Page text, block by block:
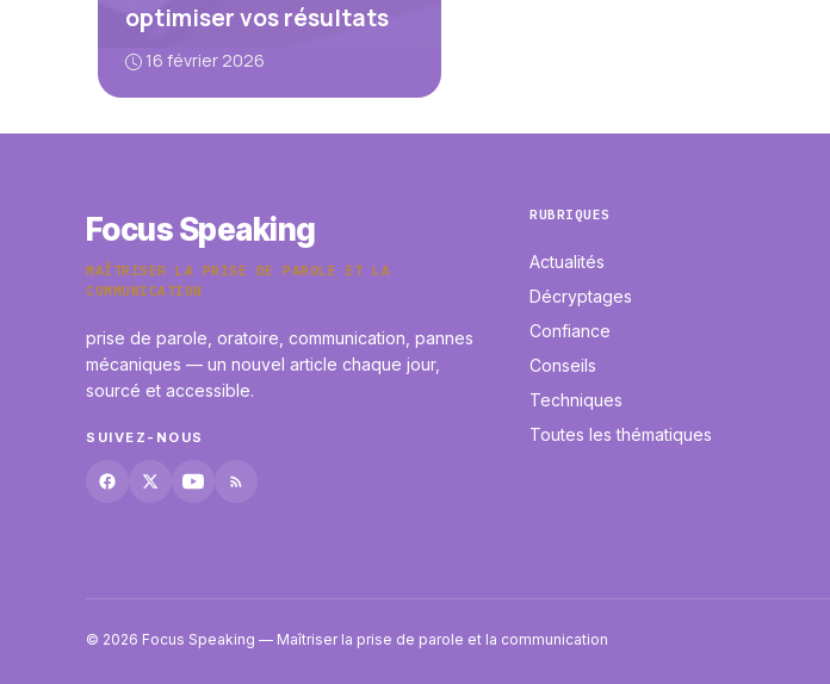
optimiser vos résultats
16 février 2026
Focus Speaking
MAÎTRISER LA PRISE DE PAROLE ET LA
COMMUNICATION
prise de parole, oratoire, communication, pannes
mécaniques — un nouvel article chaque jour,
sourcé et accessible.
SUIVEZ-NOUS
RUBRIQUES
Actualités
Décryptages
Confiance
Conseils
Techniques
Toutes les thématiques
© 2026 Focus Speaking — Maîtriser la prise de parole et la communication